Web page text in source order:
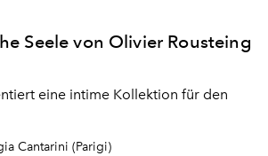
Seele von Olivier Rousteing
eine intime Kollektion für den
Cantarini (Parigi)